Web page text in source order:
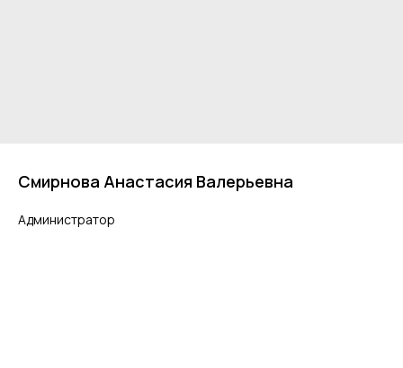
Смирнова Анастасия Валерьевна
Администратор